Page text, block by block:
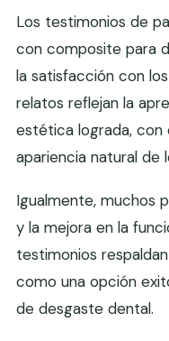
Los testimonios de
con composite para
la satisfacción con
relatos reflejan la
estética lograda,
apariencia natural de
Igualmente, muchos
y la mejora en la
testimonios
como una opción
de desgaste dental.